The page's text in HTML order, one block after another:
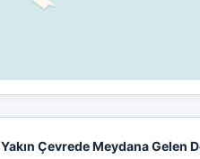
Yakın Çevrede Meydana Gelen